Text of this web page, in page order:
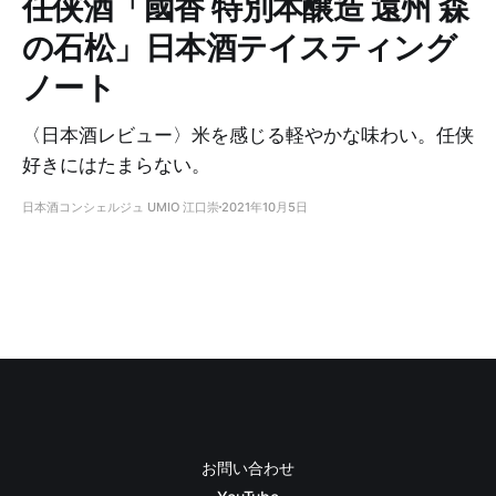
の石松」日本酒テイスティング
ノート
〈日本酒レビュー〉米を感じる軽やかな味わい。任侠
好きにはたまらない。
日本酒コンシェルジュ UMIO 江口崇 2021年10月5日
お問い合わせ